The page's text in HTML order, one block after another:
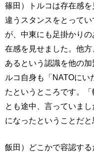
篠田）トルコは存在感
違うスタンスをとって
が、中東にも足掛かり
在感を見せました。他
あるという認識を他の
ルコ自身も「NATOに
たというところです。
とも途中、言っていま
になったということだと
飯田）どこかで容認す